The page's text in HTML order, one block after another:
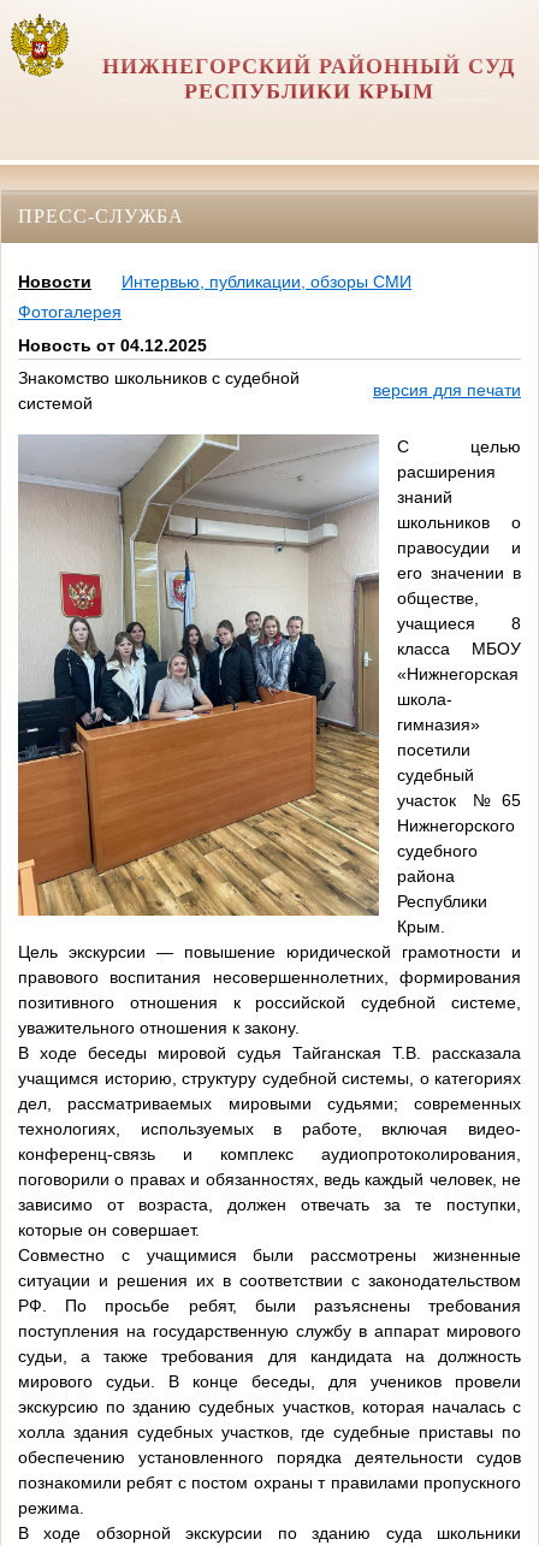
НИЖНЕГОРСКИЙ РАЙОННЫЙ СУД
РЕСПУБЛИКИ КРЫМ
ПРЕСС-СЛУЖБА
Новости
Интервью, публикации, обзоры СМИ
Фотогалерея
Новость от 04.12.2025
Знакомство школьников с судебной
системой
версия для печати
С целью
расширения
знаний
школьников о
правосудии и
его значении в
обществе,
учащиеся 8
класса МБОУ
«Нижнегорская
школа-
гимназия»
посетили
судебный
участок №65
Нижнегорского
судебного
района
Республики
Крым.
Цель экскурсии — повышение юридической грамотности и
правового воспитания несовершеннолетних, формирования
позитивного отношения к российской судебной системе,
уважительного отношения к закону.
В ходе беседы мировой судья Тайганская Т.В. рассказала
учащимся историю, структуру судебной системы, о категориях
дел, рассматриваемых мировыми судьями; современных
технологиях, используемых в работе, включая видео-
конференц-связь и комплекс аудиопротоколирования,
поговорили о правах и обязанностях, ведь каждый человек, не
зависимо от возраста, должен отвечать за те поступки,
которые он совершает.
Совместно с учащимися были рассмотрены жизненные
ситуации и решения их в соответствии с законодательством
РФ. По просьбе ребят, были разъяснены требования
поступления на государственную службу в аппарат мирового
судьи, а также требования для кандидата на должность
мирового судьи. В конце беседы, для учеников провели
экскурсию по зданию судебных участков, которая началась с
холла здания судебных участков, где судебные приставы по
обеспечению установленного порядка деятельности судов
познакомили ребят с постом охраны т правилами пропускного
режима.
В ходе обзорной экскурсии по зданию суда школьники